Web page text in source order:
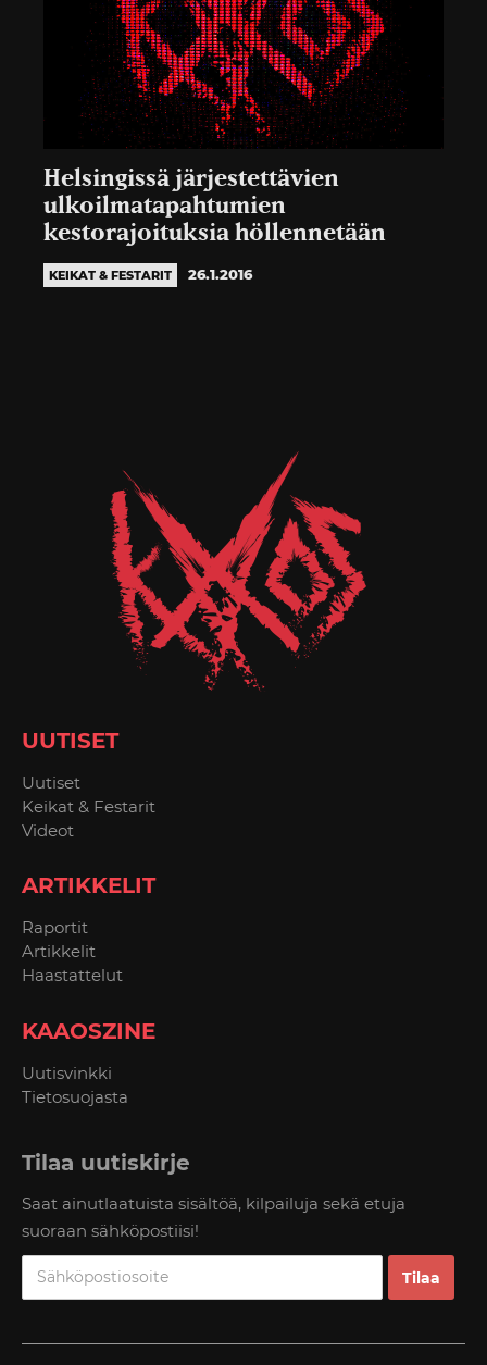
Helsingissä järjestettävien
ulkoilmatapahtumien
kestorajoituksia höllennetään
KEIKAT & FESTARIT 26.1.2016
UUTISET
Uutiset
Keikat & Festarit
Videot
ARTIKKELIT
Raportit
Artikkelit
Haastattelut
KAAOSZINE
Uutisvinkki
Tietosuojasta
Tilaa uutiskirje
Saat ainutlaatuista sisältöä, kilpailuja sekä etuja
suoraan sähköpostiisi!